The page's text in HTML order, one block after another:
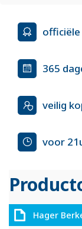
365
veilig
voor
Hager